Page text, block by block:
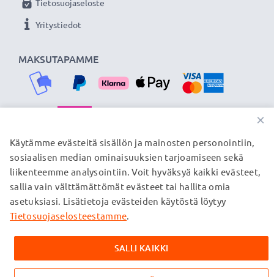
MAKSUTAPAMME
Tietosuojaseloste
Yritystiedot
TOIMITUSKUMPPANIMME
© subtel.fi 2026
Kaikki hinnat sisältävät arvonlisäveron, mutta ei
toimituskuluja. Kaikki sivuillamme mainitut tavaramerkit ovat
verkkosivuillamme ainoastaan tuotteitamme koskevan
×
Käytämme evästeitä sisällön ja mainosten personointiin,
sosiaalisen median ominaisuuksien tarjoamiseen sekä
liikenteemme analysointiin. Voit hyväksyä kaikki evästeet,
sallia vain välttämättömät evästeet tai hallita omia
asetuksiasi. Lisätietoja evästeiden käytöstä löytyy
Tietosuojaselosteestamme.
SALLI KAIKKI